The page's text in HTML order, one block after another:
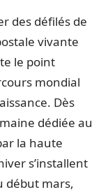
des défilés de
vivante
le point
mondial
Dès
dédiée au
la haute
s’installent
début mars,